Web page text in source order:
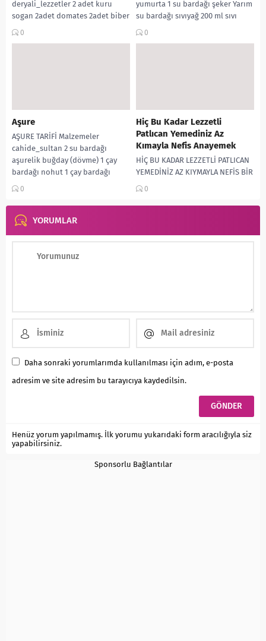
deryali_lezzetler 2 adet kuru
sogan 2adet domates 2adet biber
Pulbiber,...
0
yumurta 1 su bardağı şeker Yarım
su bardağı sıvıyağ 200 ml sıvı
krema...
0
Aşure
AŞURE TARİFİ Malzemeler
cahide_sultan 2 su bardağı
aşurelik buğday (dövme) 1 çay
bardağı nohut 1 çay bardağı
fasulye 1 elmaya...
0
Hiç Bu Kadar Lezzetli
Patlıcan Yemediniz Az
Kımayla Nefis Anayemek
HİÇ BU KADAR LEZZETLİ PATLICAN
YEMEDİNİZ AZ KIYMAYLA NEFİS BİR
ANAYEMEK TARİFİ Malzemeler : 3-4
Kısım...
0
YORUMLAR
Daha sonraki yorumlarımda kullanılması için adım, e-posta
adresim ve site adresim bu tarayıcıya kaydedilsin.
Henüz yorum yapılmamış. İlk yorumu yukarıdaki form aracılığıyla siz
yapabilirsiniz.
Sponsorlu Bağlantılar